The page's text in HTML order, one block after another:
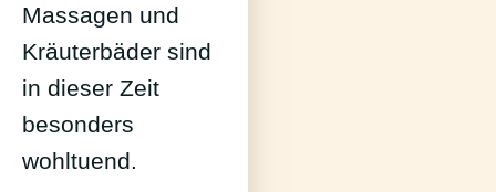
Massagen und
Kräuterbäder sind
in dieser Zeit
besonders
wohltuend.